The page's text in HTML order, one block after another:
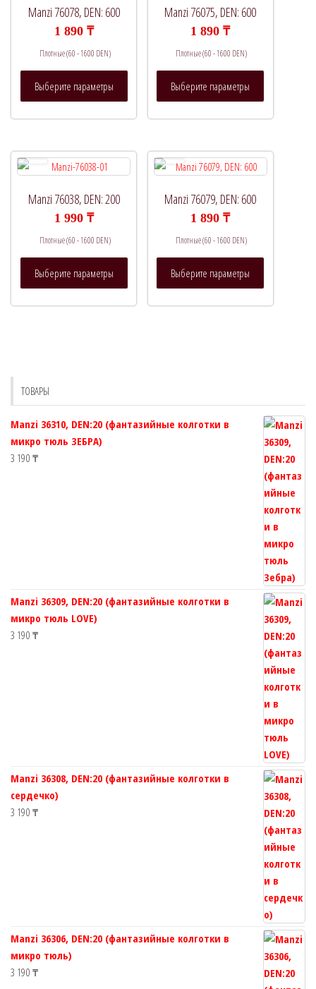
Manzi 76078, DEN: 600
1 890 ₸
Плотные (60 - 1600 DEN)
Выберите параметры
Этот
Опции
можно
Manzi 76075, DEN: 600
1 890₸
Плотные (60 - 1600 DEN)
Выберите параметры
Опции
можно
Manzi 76038, DEN: 200
1 990 ₸
Плотные (60 - 1600 DEN)
Выберите параметры
Этот
товара.
Manzi 76079, DEN: 600
1 890₸
Плотные (60 - 1600 DEN)
Выберите параметры
странице
товара.
ТОВАРЫ
Manzi 36310, DEN:20 (фантазийные колготки в
микро тюль ЗЕБРА)
3 190 ₸
Manzi 36309, DEN:20 (фантазийные колготки в
микро тюль LOVE)
3 190 ₸
Manzi 36308, DEN:20 (фантазийные колготки в
сердечко)
3 190 ₸
Manzi 36306, DEN:20 (фантазийные колготки в
микро тюль)
3 190 ₸